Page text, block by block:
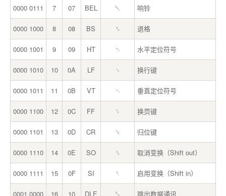
0000 0111 7 07 BEL ␇ 响铃
0000 1000 8 08 BS ␈ 退格
0000 1001 9 09 HT ␉ 水平定位符号
0000 1010 10 0A LF ␊ 换行键
0000 1011 11 0B VT ␋ 垂直定位符号
0000 1100 12 0C FF ␌ 换页键
0000 1101 13 0D CR ␍ 归位键
0000 1110 14 0E SO ␎ 取消变换（Shift out）
0000 1111 15 0F SI ␏ 启用变换（Shift in）
0001 0000 16 10 DLE ␐ 跳出数据通讯